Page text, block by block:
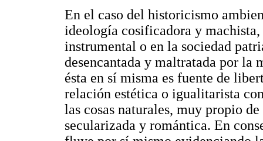
En el caso del historicismo
ideología cosificadora y
instrumental o en la sociedad
desencantada y maltratada por la
ésta en sí misma es fuente de
relación estética o igualitarista
las cosas naturales, muy propio
secularizada y romántica. En